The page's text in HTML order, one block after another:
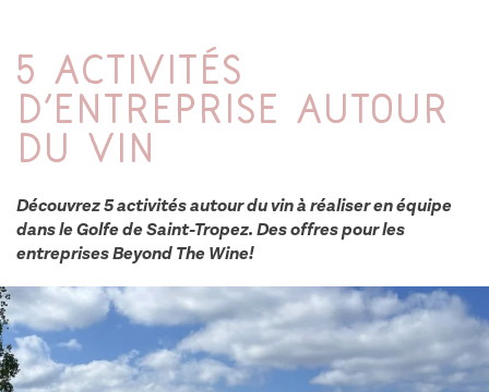
5 activités
d’entreprise autour
du vin
Découvrez 5 activités autour du vin à réaliser en équipe
dans le Golfe de Saint-Tropez. Des offres pour les
entreprises Beyond The Wine!